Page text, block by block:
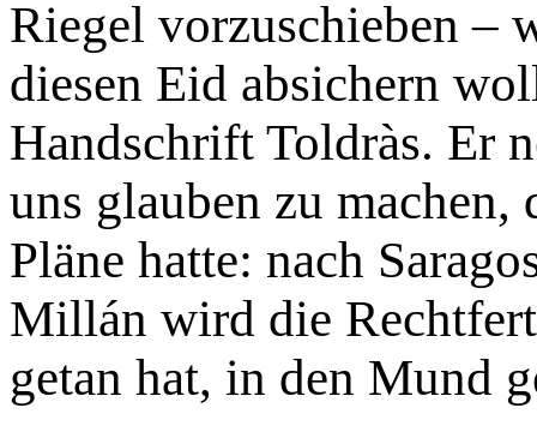
Riegel vorzuschieben –
diesen Eid absichern
Handschrift Toldràs. Er
uns glauben zu machen,
Pläne hatte: nach
Millán wird die
getan hat, in den Mund